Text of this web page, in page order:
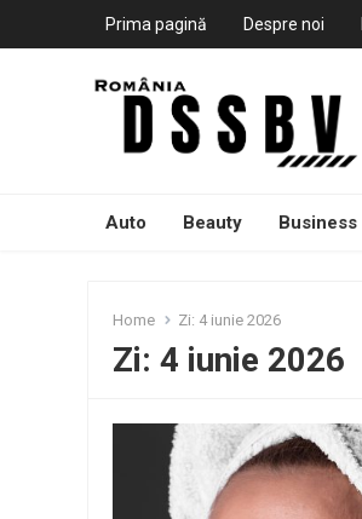
Prima pagină Despre noi
Auto Beauty Business
Home Zi: 4 iunie 2026
Zi: 4 iunie 2026